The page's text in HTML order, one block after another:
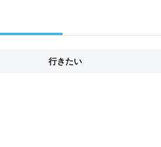
行きたい